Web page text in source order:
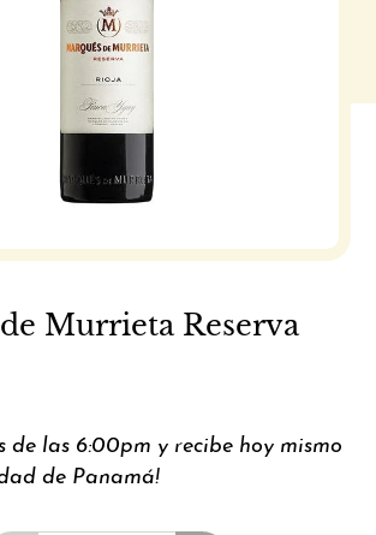
Murrieta Reserva
de las 6:00pm y recibe hoy mismo
de Panamá!